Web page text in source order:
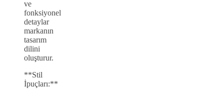
ve
fonksiyonel
detaylar
markanın
tasarım
dilini
oluşturur.
**Stil
İpuçları:**